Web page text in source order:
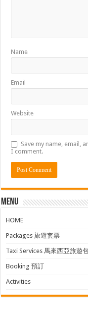
Name
Email
Website
Save my name, email,
I comment.
Menu
HOME
Packages 旅遊套票
Taxi Services 馬來西亞旅遊
Booking 預訂
Activities